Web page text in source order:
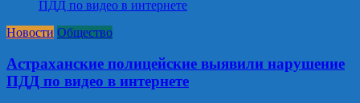
Новости Общество
Астраханские полицейские выявили нарушение
ПДД по видео в интернете